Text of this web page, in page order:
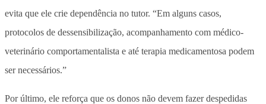
evita que ele crie dependência no tutor. “Em alguns casos,
protocolos de dessensibilização, acompanhamento com médico-
veterinário comportamentalista e até terapia medicamentosa podem
ser necessários.”
Por último, ele reforça que os donos não devem fazer despedidas